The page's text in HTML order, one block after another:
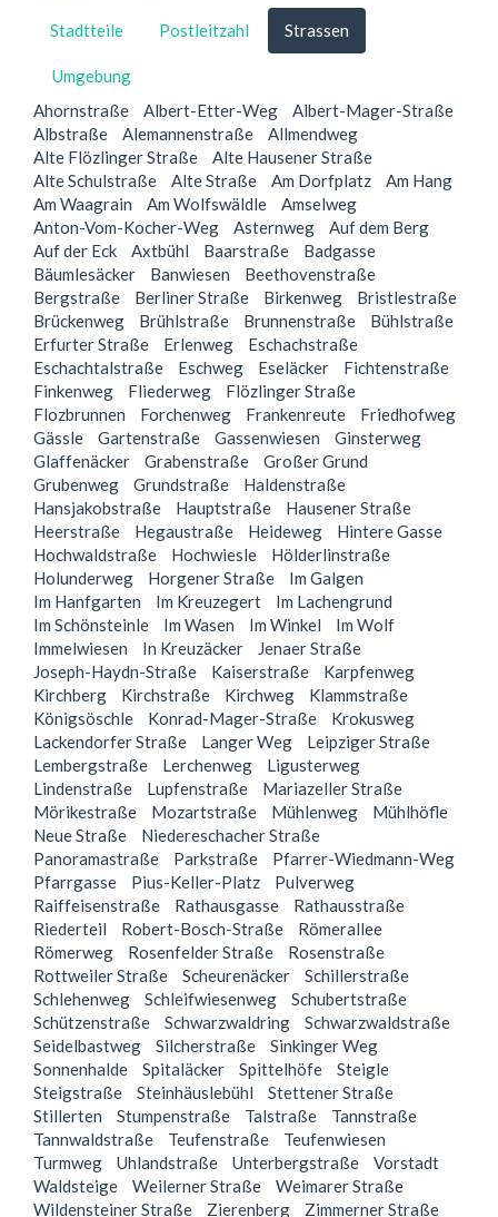
Stadtteile Postleitzahl Strassen
Umgebung
Ahornstraße
Albert-Etter-Weg
Albert-Mager-Straße
Albstraße
Alemannenstraße
Allmendweg
Alte Flözlinger Straße
Alte Hausener Straße
Alte Schulstraße
Alte Straße Am Dorfplatz
Am Hang
Am Waagrain
Am Wolfswäldle
Amselweg
Anton-Vom-Kocher-Weg
Asternweg
Auf dem Berg
Auf der Eck
Axtbühl Baarstraße
Badgasse
Bäumlesäcker
Banwiesen
Beethovenstraße
Bergstraße
Berliner Straße Birkenweg
Bristlestraße
Brückenweg
Brühlstraße Brunnenstraße
Bühlstraße
Erfurter Straße
Erlenweg
Eschachstraße
Eschachtalstraße
Eschweg Eseläcker
Fichtenstraße
Finkenweg
Fliederweg
Flözlinger Straße
Flozbrunnen
Forchenweg Frankenreute
Friedhofweg
Gässle
Gartenstraße Gassenwiesen
Ginsterweg
Glaffenäcker
Grabenstraße
Großer Grund
Grubenweg
Grundstraße
Haldenstraße
Hansjakobstraße
Hauptstraße
Hausener Straße
Heerstraße
Hegaustraße Heideweg
Hintere Gasse
Hochwaldstraße
Hochwiesle
Hölderlinstraße
Holunderweg
Horgener Straße
Im Galgen
Im Hanfgarten
Im Kreuzegert
Im Lachengrund
Im Schönsteinle
Im Wasen Im Winkel
Im Wolf
Immelwiesen
In Kreuzäcker
Jenaer Straße
Joseph-Haydn-Straße
Kaiserstraße
Karpfenweg
Kirchberg
Kirchstraße Kirchweg
Klammstraße
Königsöschle
Konrad-Mager-Straße
Krokusweg
Lackendorfer Straße
Langer Weg
Leipziger Straße
Lembergstraße
Lerchenweg
Ligusterweg
Lindenstraße
Lupfenstraße
Mariazeller Straße
Mörikestraße
Mozartstraße Mühlenweg
Mühlhöfle
Neue Straße
Niedereschacher Straße
Panoramastraße
Parkstraße
Pfarrer-Wiedmann-Weg
Pfarrgasse
Pius-Keller-Platz
Pulverweg
Raiffeisenstraße
Rathausgasse
Rathausstraße
Riederteil
Robert-Bosch-Straße
Römerallee
Römerweg
Rosenfelder Straße
Rosenstraße
Rottweiler Straße
Scheurenäcker
Schillerstraße
Schlehenweg
Schleifwiesenweg
Schubertstraße
Schützenstraße
Schwarzwaldring
Schwarzwaldstraße
Seidelbastweg
Silcherstraße
Sinkinger Weg
Sonnenhalde
Spitaläcker Spittelhöfe
Steigle
Steigstraße
Steinhäuslebühl
Stettener Straße
Stillerten
Stumpenstraße Talstraße
Tannstraße
Tannwaldstraße
Teufenstraße
Teufenwiesen
Turmweg
Uhlandstraße Unterbergstraße
Vorstadt
Waldsteige
Weilerner Straße
Weimarer Straße
Wildensteiner Straße
Zierenberg Zimmerner Straße